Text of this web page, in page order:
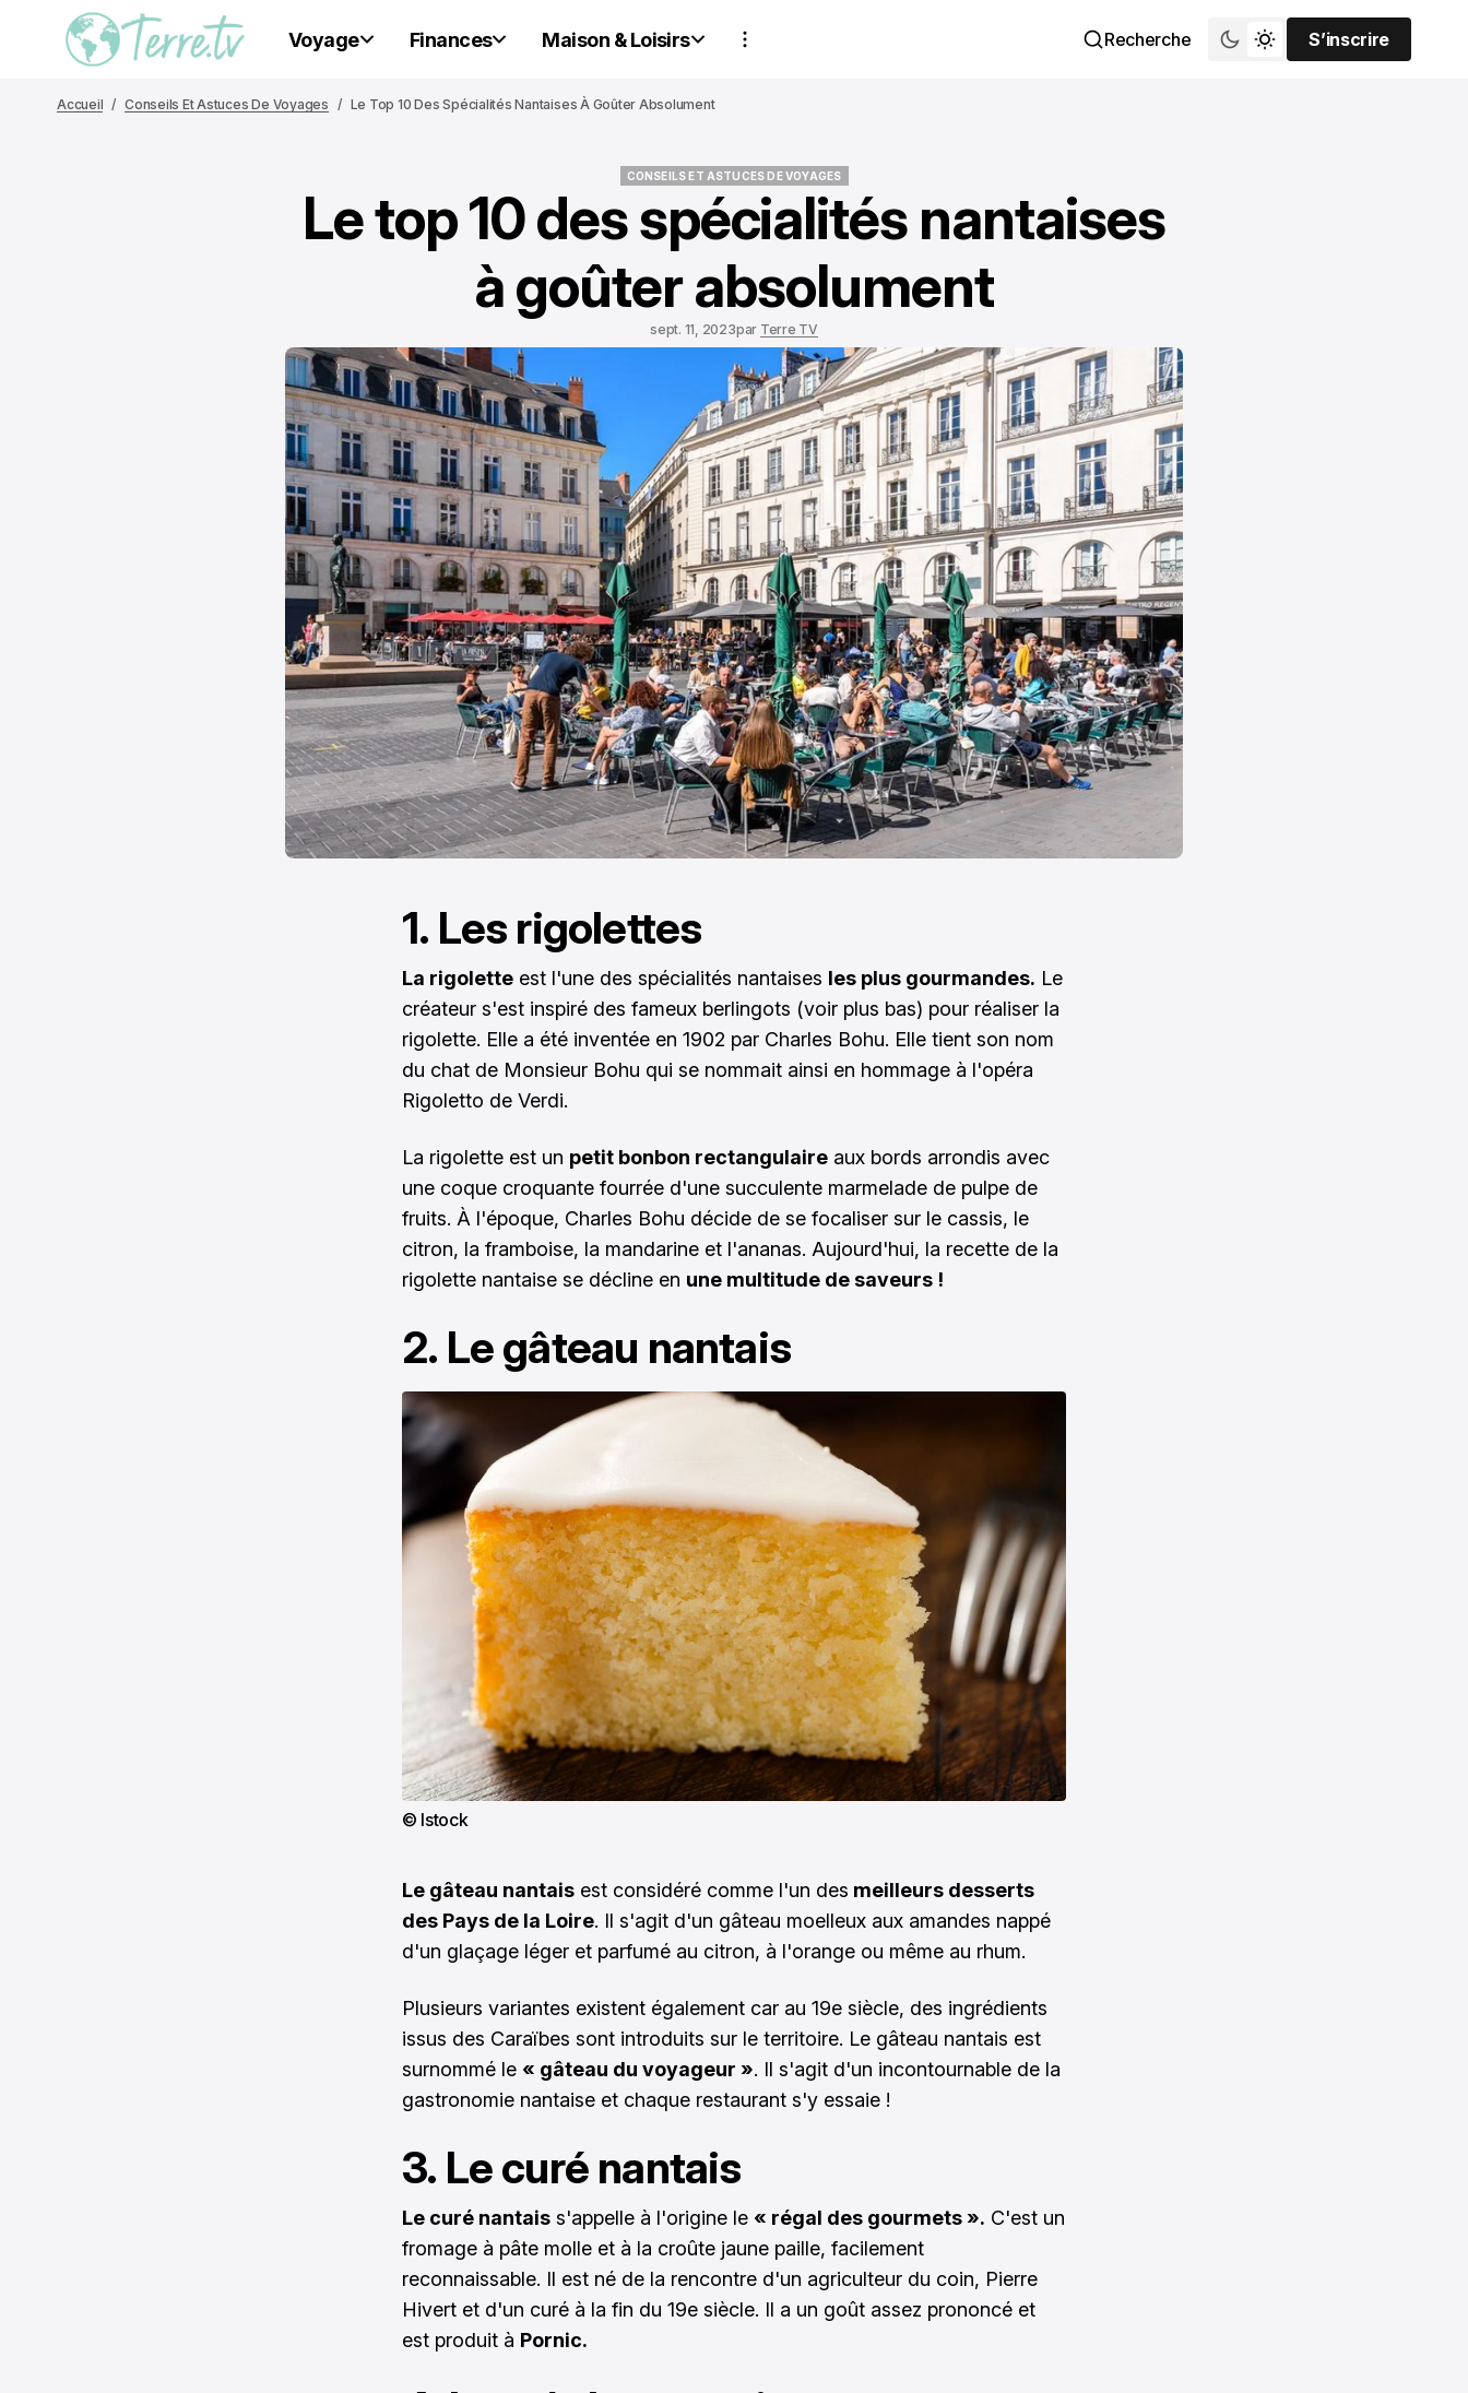
Voyage Finances Maison & Loisirs Recherche
S’inscrire
S’inscrire
Accueil Conseils Et Astuces De Voyages Le Top 10 Des Spécialités Nantaises À Goûter Absolument
CONSEILS ET ASTUCES DE VOYAGES
CONSEILS ET ASTUCES DE VOYAGES
Le top 10 des spécialités nantaises
à goûter absolument
sept. 11, 2023par Terre TV
1. Les rigolettes
La rigolette est l'une des spécialités nantaises les plus gourmandes. Le
créateur s'est inspiré des fameux berlingots (voir plus bas) pour réaliser la
rigolette. Elle a été inventée en 1902 par Charles Bohu. Elle tient son nom
du chat de Monsieur Bohu qui se nommait ainsi en hommage à l'opéra
Rigoletto de Verdi.
La rigolette est un petit bonbon rectangulaire aux bords arrondis avec
une coque croquante fourrée d'une succulente marmelade de pulpe de
fruits. À l'époque, Charles Bohu décide de se focaliser sur le cassis, le
citron, la framboise, la mandarine et l'ananas. Aujourd'hui, la recette de la
rigolette nantaise se décline en une multitude de saveurs !
2. Le gâteau nantais
© Istock
Le gâteau nantais est considéré comme l'un des meilleurs desserts
des Pays de la Loire. Il s'agit d'un gâteau moelleux aux amandes nappé
d'un glaçage léger et parfumé au citron, à l'orange ou même au rhum.
Plusieurs variantes existent également car au 19e siècle, des ingrédients
issus des Caraïbes sont introduits sur le territoire. Le gâteau nantais est
surnommé le « gâteau du voyageur ». Il s'agit d'un incontournable de la
gastronomie nantaise et chaque restaurant s'y essaie !
3. Le curé nantais
Le curé nantais s'appelle à l'origine le « régal des gourmets ». C'est un
fromage à pâte molle et à la croûte jaune paille, facilement
reconnaissable. Il est né de la rencontre d'un agriculteur du coin, Pierre
Hivert et d'un curé à la fin du 19e siècle. Il a un goût assez prononcé et
est produit à Pornic.